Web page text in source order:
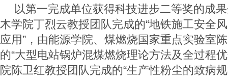
以第一完成单位获得科技进步二等奖的成
木学院丁烈云教授团队完成的“地铁施工安全
应用”，由能源学院、煤燃烧国家重点实验室
的“大型电站锅炉混煤燃烧理论方法及全过程
院陈卫红教授团队完成的“生产性粉尘的致病